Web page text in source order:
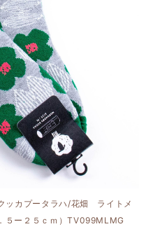
カプータラハ/花畑 ライトメ
ー２５ｃｍ）TV099MLMG